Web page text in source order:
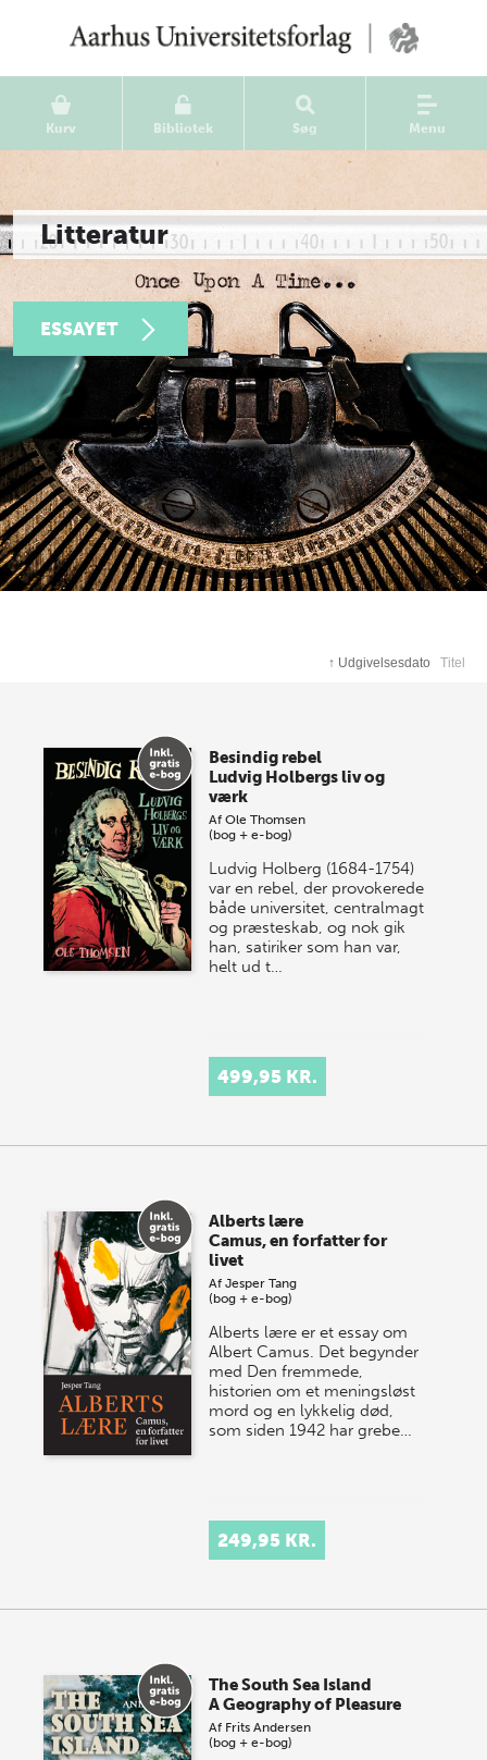
Kurv Bibliotek Søg Menu
Litteratur
ESSAYET
↑ Udgivelsesdato Titel
Besindig rebel
Ludvig Holbergs liv og
værk
AfOle Thomsen
(bog + e-bog)
Ludvig Holberg (1684-1754)
var en rebel, der provokerede
både universitet, centralmagt
og præsteskab, og nok gik
han, satiriker som han var,
helt ud t…
499,95 KR.
Alberts lære
Camus, en forfatter for
livet
AfJesper Tang
(bog + e-bog)
Alberts lære er et essay om
Albert Camus. Det begynder
med Den fremmede,
historien om et meningsløst
mord og en lykkelig død,
som siden 1942 har grebe…
249,95 KR.
The South Sea Island
A Geography of Pleasure
Af Frits Andersen
(bog + e-bog)